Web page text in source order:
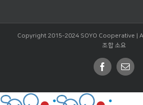
Copyright 2015-2024 SOYO Cooperative |
조합 소요
Facebook